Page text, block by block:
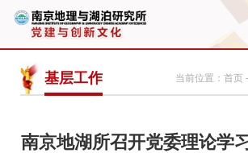
基层工作 当前位置： 首页 -
南京地湖所召开党委理论学